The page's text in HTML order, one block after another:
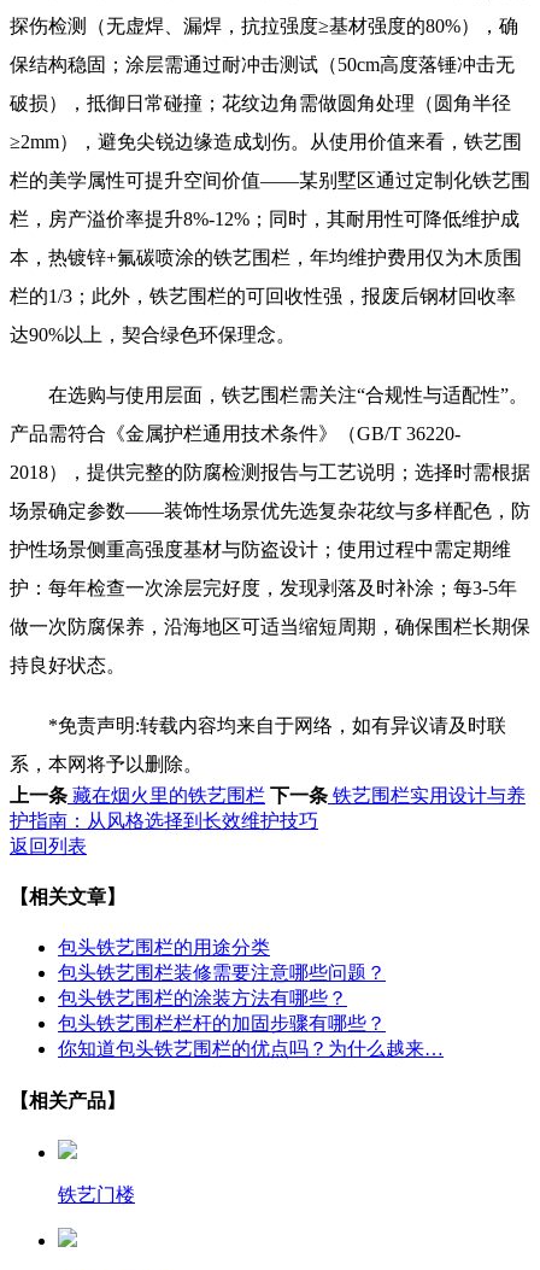
探伤检测（无虚焊、漏焊，抗拉强度≥基材强度的80%），确
保结构稳固；涂层需通过耐冲击测试（50cm高度落锤冲击无
破损），抵御日常碰撞；花纹边角需做圆角处理（圆角半径
≥2mm），避免尖锐边缘造成划伤。从使用价值来看，铁艺围
栏的美学属性可提升空间价值——某别墅区通过定制化铁艺围
栏，房产溢价率提升8%-12%；同时，其耐用性可降低维护成
本，热镀锌+氟碳喷涂的铁艺围栏，年均维护费用仅为木质围
栏的1/3；此外，铁艺围栏的可回收性强，报废后钢材回收率
达90%以上，契合绿色环保理念。
在选购与使用层面，铁艺围栏需关注“合规性与适配性”。
产品需符合《金属护栏通用技术条件》（GB/T 36220-
2018），提供完整的防腐检测报告与工艺说明；选择时需根据
场景确定参数——装饰性场景优先选复杂花纹与多样配色，防
护性场景侧重高强度基材与防盗设计；使用过程中需定期维
护：每年检查一次涂层完好度，发现剥落及时补涂；每3-5年
做一次防腐保养，沿海地区可适当缩短周期，确保围栏长期保
持良好状态。
*免责声明:转载内容均来自于网络，如有异议请及时联
系，本网将予以删除。
上一条 藏在烟火里的铁艺围栏 下一条 铁艺围栏实用设计与养
护指南：从风格选择到长效维护技巧
返回列表
【相关文章】
包头铁艺围栏的用途分类
包头铁艺围栏装修需要注意哪些问题？
包头铁艺围栏的涂装方法有哪些？
包头铁艺围栏栏杆的加固步骤有哪些？
你知道包头铁艺围栏的优点吗？为什么越来…
【相关产品】
铁艺门楼